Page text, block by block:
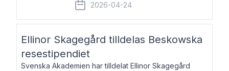
2026-04-24
Ellinor Skagegård tilldelas Beskowska
resestipendiet
Svenska Akademien har tilldelat Ellinor Skagegård